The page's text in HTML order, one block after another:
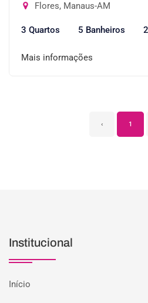
Flores, Manaus-AM
3 Quartos 5 Banheiros
Mais informações
‹ 1
Institucional
Início